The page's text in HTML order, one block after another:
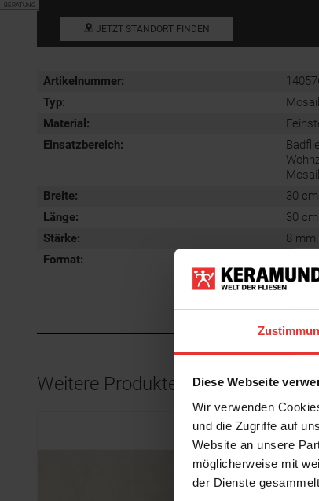
Diese Webseite
Wir verwenden
und die Zugriffe auf
Website an unsere
möglicherweise mit
der Dienste
JETZT STANDORT FINDEN
Artikelnummer:
Typ:
Material:
Einsatzbereich:
Breite:
30 cm
Länge:
30 cm
Stärke:
8 mm
Format:
Weitere Produkte aus der Serie
BERATUNG